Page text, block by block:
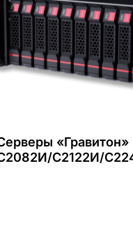
«Гравитон»
С2122И/